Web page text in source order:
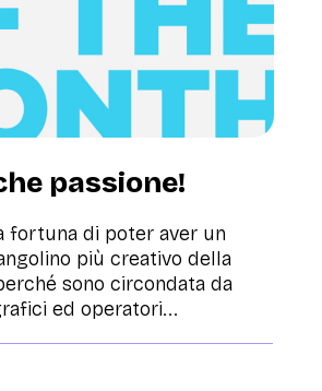
passione!
fortuna di poter aver un
più creativo della
sono circondata da
ed operatori...